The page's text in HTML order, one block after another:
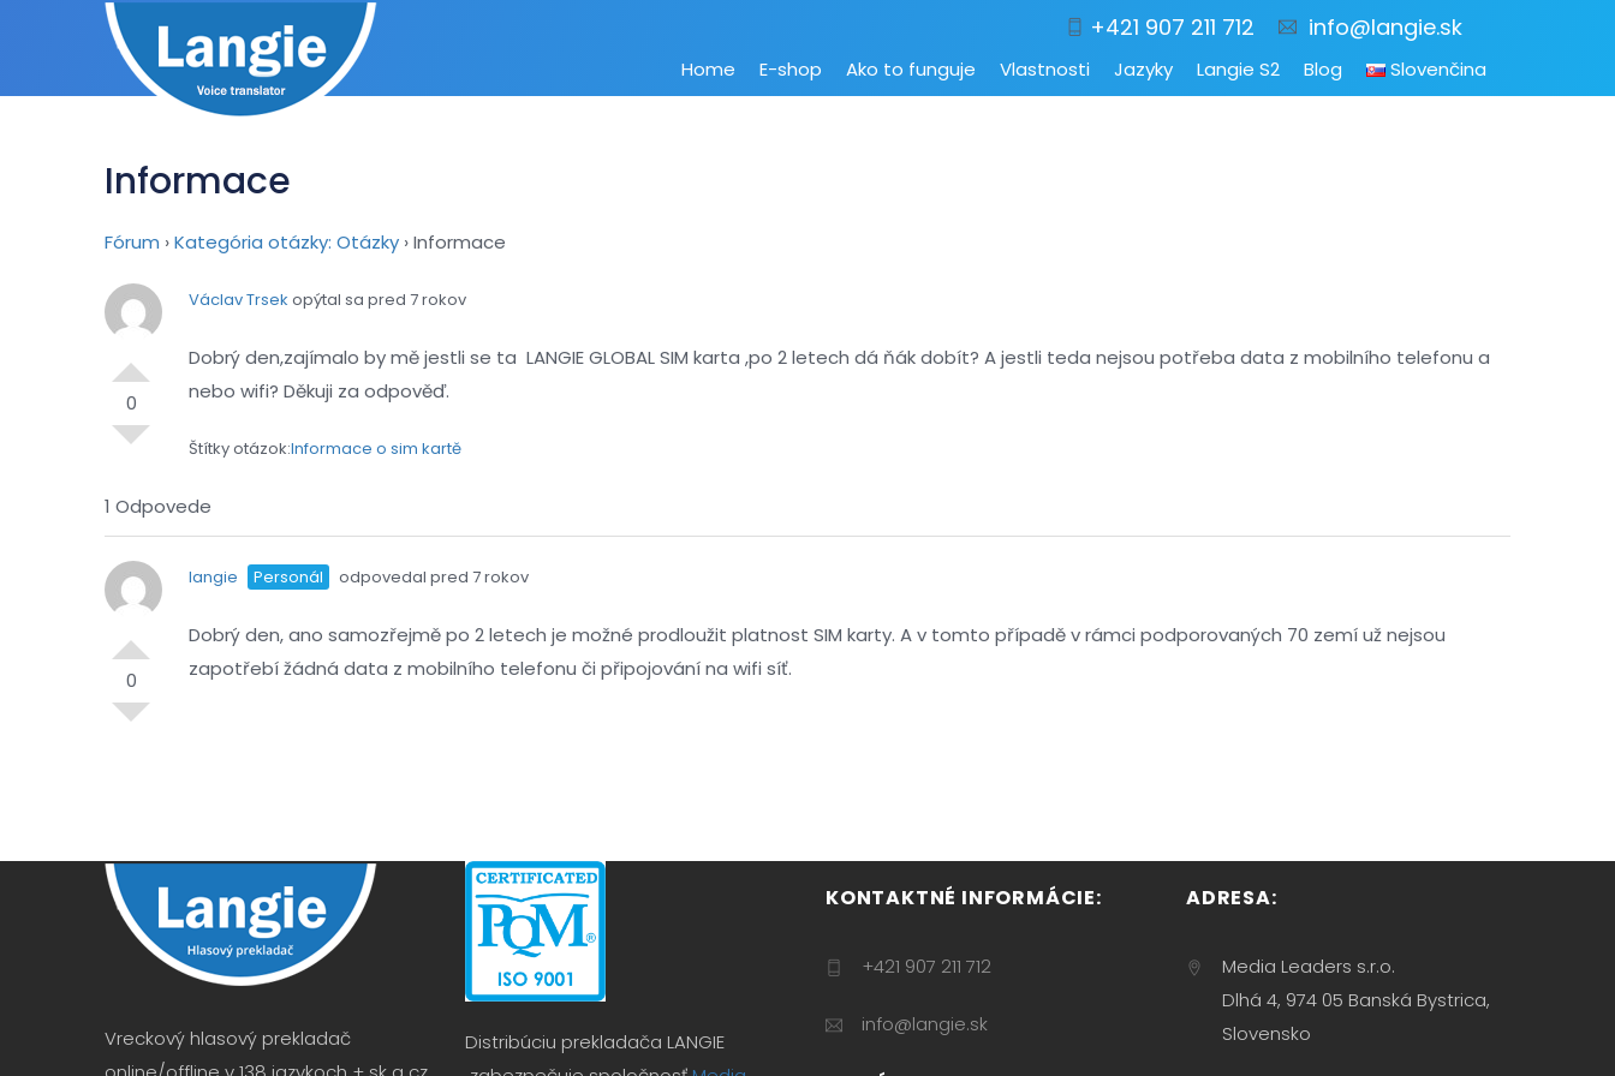
+421 907 211 712 info@langie.sk
Home E-shop Ako to funguje Vlastnosti Jazyky Langie S2 Blog Slovenčina
Informace
Fórum ›Kategória otázky: Otázky ›Informace
0
Václav Trsek opýtal sa pred 7 rokov
Dobrý den,zajímalo by mě jestli se ta LANGIE GLOBAL SIM karta ,po 2 letech dá ňák dobít? A jestli teda nejsou potřeba data z mobilního telefonu a
nebo wifi? Děkuji za odpověď.
Štítky otázok:Informace o sim kartě
1 Odpovede
0
langie Personál odpovedal pred 7 rokov
Dobrý den, ano samozřejmě po 2 letech je možné prodloužit platnost SIM karty. A v tomto případě v rámci podporovaných 70 zemí už nejsou
zapotřebí žádná data z mobilního telefonu či připojování na wifi síť.
Vreckový hlasový prekladač
Distribúciu prekladača LANGIE
KONTAKTNÉ INFORMÁCIE:
+421 907 211 712
info@langie.sk
ADRESA:
Media Leaders s.r.o.
Dlhá 4, 974 05 Banská Bystrica,
Slovensko